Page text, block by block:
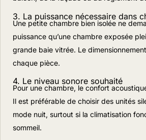
3. La puissance nécessaire dans
Une petite chambre bien isolée ne
puissance qu’une chambre exposée
grande baie vitrée. Le
chaque pièce.
4. Le niveau sonore souhaité
Pour une chambre, le confort
Il est préférable de choisir des unités
mode nuit, surtout si la climatisation
sommeil.